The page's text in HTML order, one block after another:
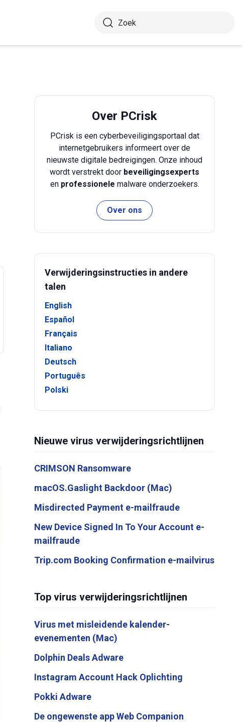
Over PCrisk
PCrisk is een cyberbeveiligingsportaal dat
internetgebruikers informeert over de
nieuwste digitale bedreigingen. Onze inhoud
wordt verstrekt door beveiligingsexperts
en professionele malware onderzoekers.
Over ons
Verwijderingsinstructies in andere
talen
English
Español
Français
Italiano
Deutsch
Português
Polski
Nieuwe virus verwijderingsrichtlijnen
CRIMSON Ransomware
macOS.Gaslight Backdoor (Mac)
Misdirected Payment e-mailfraude
New Device Signed In To Your Account e-
mailfraude
Trip.com Booking Confirmation e-mailvirus
Top virus verwijderingsrichtlijnen
Virus met misleidende kalender-
evenementen (Mac)
Dolphin Deals Adware
Instagram Account Hack Oplichting
Pokki Adware
De ongewenste app Web Companion